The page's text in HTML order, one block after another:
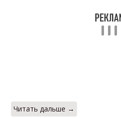
Читать дальше →